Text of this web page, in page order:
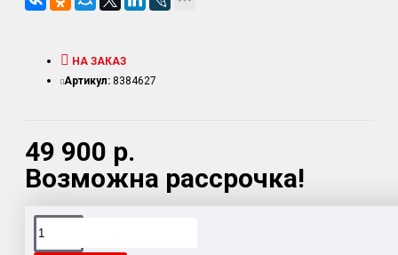
49 900 р.
Возможна рассрочка!
НА ЗАКАЗ
Артикул: 8384627
Доставка товара по всему Таможенному союзу.